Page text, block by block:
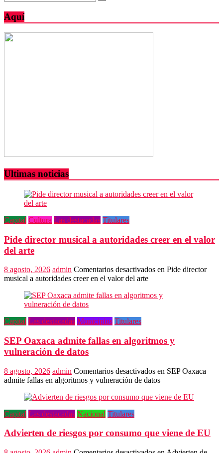
Aquí
Ultimas noticias
Capital Cultura Las destacadas Titulares
Pide director musical a autoridades creer en el valor
del arte
8 agosto, 2026 admin Comentarios desactivados en Pide director
musical a autoridades creer en el valor del arte
Capital Las destacadas Municipios Titulares
SEP Oaxaca admite fallas en algoritmos y
vulneración de datos
8 agosto, 2026 admin Comentarios desactivados en SEP Oaxaca
admite fallas en algoritmos y vulneración de datos
Capital Las destacadas Nacional Titulares
Advierten de riesgos por consumo que viene de EU